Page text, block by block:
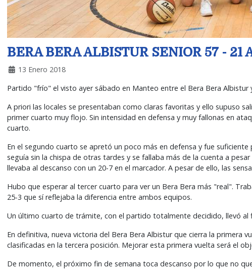
BERA BERA ALBISTUR SENIOR 57 - 21
13 Enero 2018
Partido "frío" el visto ayer sábado en Manteo entre el Bera Bera Albistur
A priori las locales se presentaban como claras favoritas y ello supuso
primer cuarto muy flojo. Sin intensidad en defensa y muy fallonas en
cuarto.
En el segundo cuarto se apretó un poco más en defensa y fue
seguía sin la chispa de otras tardes y se fallaba más de la cuenta a
llevaba al descanso con un 20-7 en el marcador. A pesar de ello, las
Hubo que esperar al tercer cuarto para ver un Bera Bera más "real".
25-3 que sí reflejaba la diferencia entre ambos equipos.
Un último cuarto de trámite, con el partido totalmente decidido, llevó al
En definitiva, nueva victoria del Bera Bera Albistur que cierra la primera
clasificadas en la tercera posición. Mejorar esta primera vuelta será el
De momento, el próximo fin de semana toca descanso por lo que no